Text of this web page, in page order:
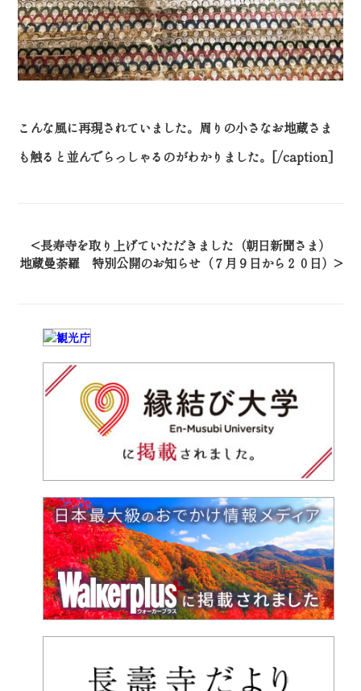
こんな風に再現されていました。周りの小さなお地蔵さま
も触ると並んでらっしゃるのがわかりました。[/caption]
長寿寺を取り上げていただきました（朝日新聞さま）
地蔵曼荼羅 特別公開のお知らせ（７月９日から２０日）